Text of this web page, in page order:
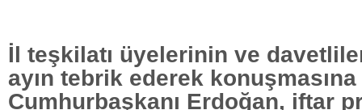
İl teşkilatı üyelerinin ve
ayın tebrik ederek
Cumhurbaşkanı Erdoğan, iftar